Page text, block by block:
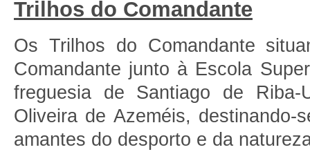
Trilhos do Comandante
Os Trilhos do Comandante
Comandante junto à Escola
freguesia de Santiago de
Oliveira de Azeméis, destinando-
amantes do desporto e da